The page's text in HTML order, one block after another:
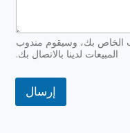
الخاص بك، وسيقوم مندوب
المبيعات لدينا بالاتصال بك.
إرسال